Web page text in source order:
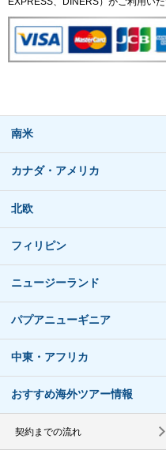
南米
カナダ・アメリカ
北欧
フィリピン
ニュージーランド
パプアニューギニア
中東・アフリカ
おすすめ海外ツアー情報
契約までの流れ